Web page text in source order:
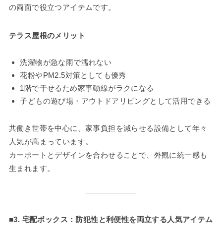
の両面で役立つアイテムです。
テラス屋根のメリット
洗濯物が急な雨で濡れない
花粉やPM2.5対策としても優秀
1階で干せるため家事動線がラクになる
子どもの遊び場・アウトドアリビングとして活用できる
共働き世帯を中心に、家事負担を減らせる設備として年々
人気が高まっています。
カーポートとデザインを合わせることで、外観に統一感も
生まれます。
■3. 宅配ボックス：防犯性と利便性を両立する人気アイテム